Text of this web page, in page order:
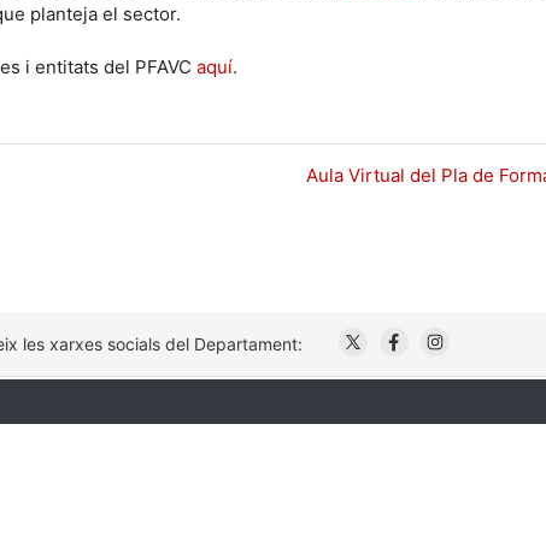
planteja el sector.
i entitats del PFAVC aquí.
Aula Virtual del Pla de
les xarxes socials del Departament: . Obre en una nova
. Obre en una